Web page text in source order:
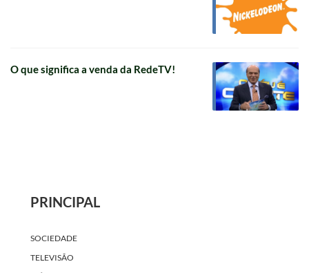
O que significa a venda da RedeTV!
PRINCIPAL
SOCIEDADE
TELEVISÃO